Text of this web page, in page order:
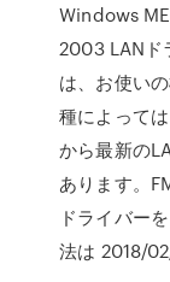
Windows
2003 LANド
は、お使い
種によって
から最新の
あります。
ドライバー
法は 2018/